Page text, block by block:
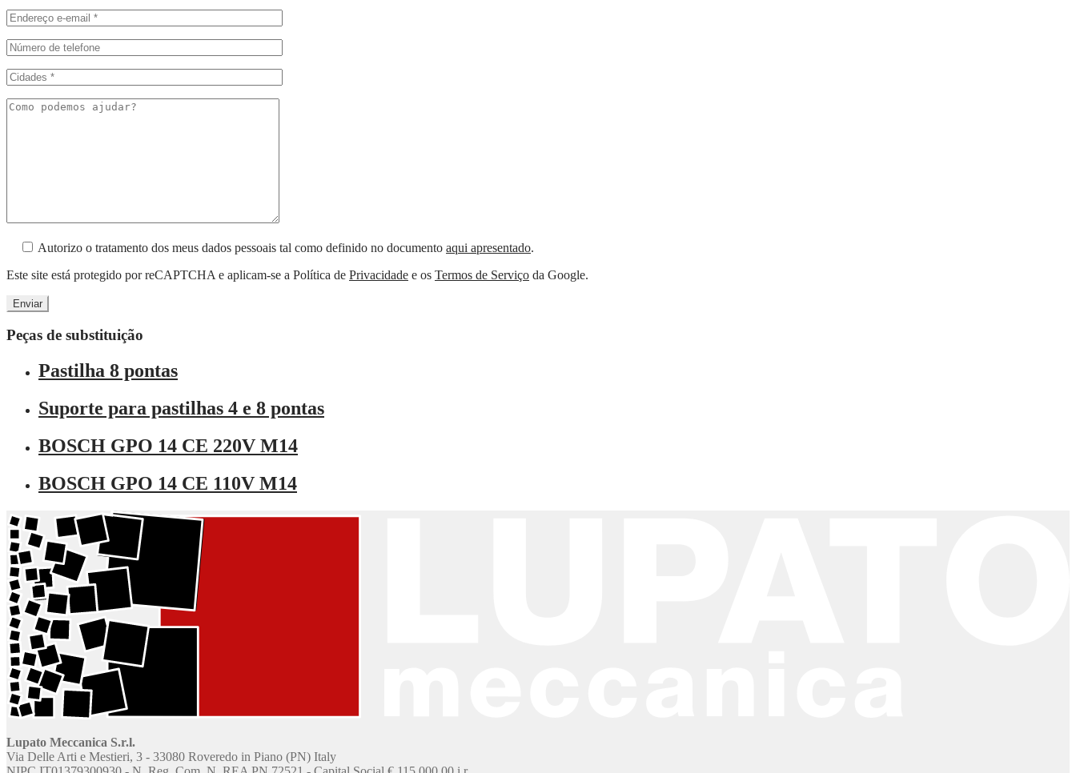
Autorizo o tratamento dos meus dados pessoais tal como definido no documento aqui apresentado.
Este site está protegido por reCAPTCHA e aplicam-se a Política de Privacidade e os Termos de Serviço da Google.
Peças de substituição
Pastilha 8 pontas
Suporte para pastilhas 4 e 8 pontas
BOSCH GPO 14 CE 220V M14
BOSCH GPO 14 CE 110V M14
Lupato Meccanica S.r.l.
Via Delle Arti e Mestieri, 3 - 33080 Roveredo in Piano (PN) Italy